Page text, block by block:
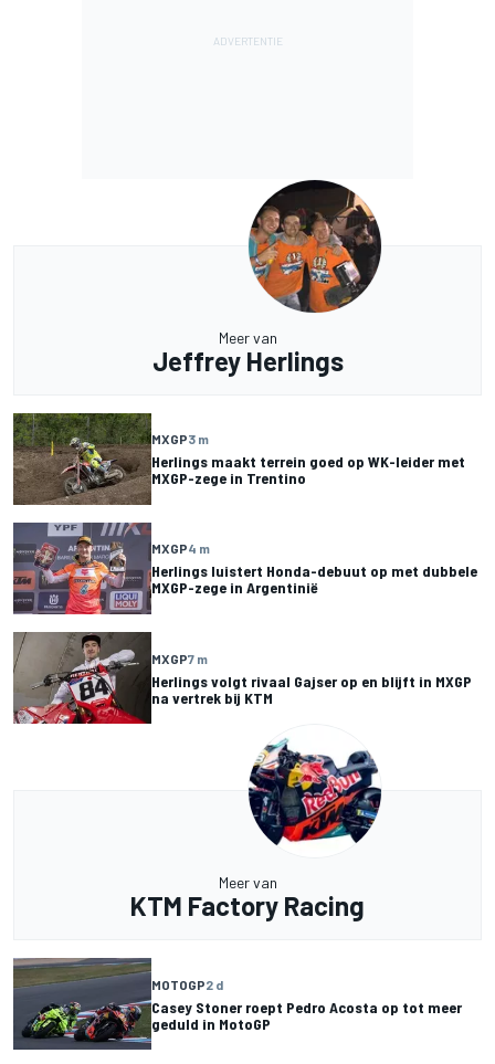
Meer van
Jeffrey Herlings
MXGP3 m
Herlings maakt terrein goed op WK-leider met
MXGP-zege in Trentino
MXGP4 m
Herlings luistert Honda-debuut op met dubbele
MXGP-zege in Argentinië
MXGP7 m
Herlings volgt rivaal Gajser op en blijft in MXGP
na vertrek bij KTM
Meer van
KTM Factory Racing
MOTOGP2 d
Casey Stoner roept Pedro Acosta op tot meer
geduld in MotoGP